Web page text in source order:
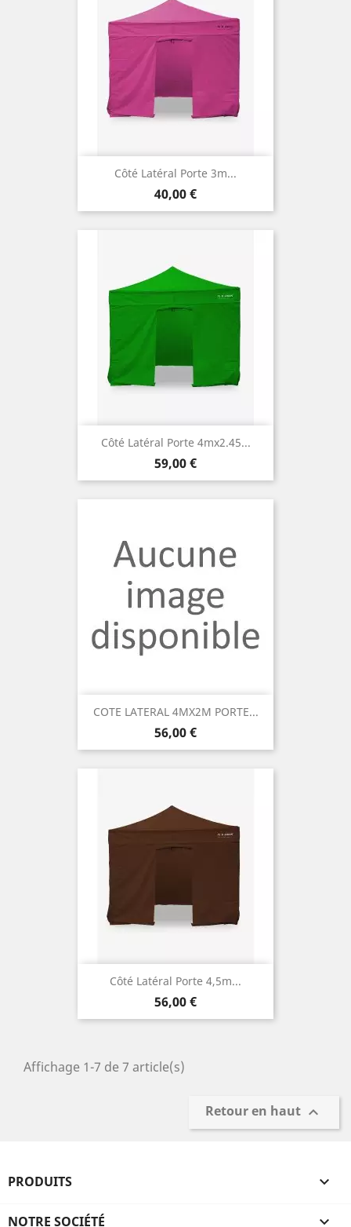
Côté Latéral Porte 3m...
Prix
40,00 €
Côté Latéral Porte 4mx2.45...
Prix
59,00 €
COTE LATERAL 4MX2M PORTE...
Prix
56,00 €
Côté Latéral Porte 4,5m...
Prix
56,00 €
Affichage 1-7 de 7 article(s)
Retour en haut 
PRODUITS 
NOTRE SOCIÉTÉ 